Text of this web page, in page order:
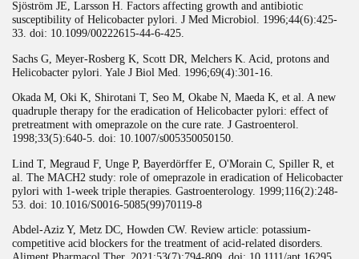
Sjöström JE, Larsson H. Factors affecting growth and antibiotic
susceptibility of Helicobacter pylori. J Med Microbiol. 1996;44(6):425-
33. doi: 10.1099/00222615-44-6-425.
Sachs G, Meyer-Rosberg K, Scott DR, Melchers K. Acid, protons and
Helicobacter pylori. Yale J Biol Med. 1996;69(4):301-16.
Okada M, Oki K, Shirotani T, Seo M, Okabe N, Maeda K, et al. A new
quadruple therapy for the eradication of Helicobacter pylori: effect of
pretreatment with omeprazole on the cure rate. J Gastroenterol.
1998;33(5):640-5. doi: 10.1007/s005350050150.
Lind T, Megraud F, Unge P, Bayerdörffer E, O'Morain C, Spiller R, et
al. The MACH2 study: role of omeprazole in eradication of Helicobacter
pylori with 1-week triple therapies. Gastroenterology. 1999;116(2):248-
53. doi: 10.1016/S0016-5085(99)70119-8
Abdel-Aziz Y, Metz DC, Howden CW. Review article: potassium-
competitive acid blockers for the treatment of acid-related disorders.